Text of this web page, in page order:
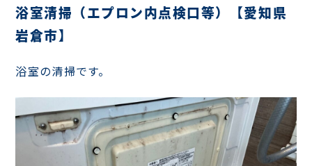
浴室清掃（エプロン内点検口等）【愛知県
岩倉市】
浴室の清掃です。